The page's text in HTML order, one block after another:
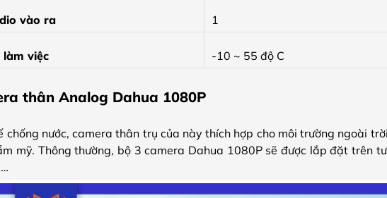
vào ra 1
làm việc -10 ~ 55 độ C
thân Analog Dahua 1080P
chống nước, camera thân trụ của này thích hợp cho môi trường ngoài
mỹ. Thông thường, bộ 3 camera Dahua 1080P sẽ được lắp đặt trên